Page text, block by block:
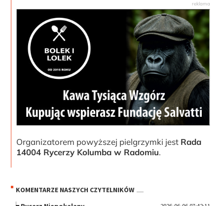
Organizatorem powyższej pielgrzymki jest Rada
14004 Rycerzy Kolumba w Radomiu.
KOMENTARZE NASZYCH CZYTELNIKÓW